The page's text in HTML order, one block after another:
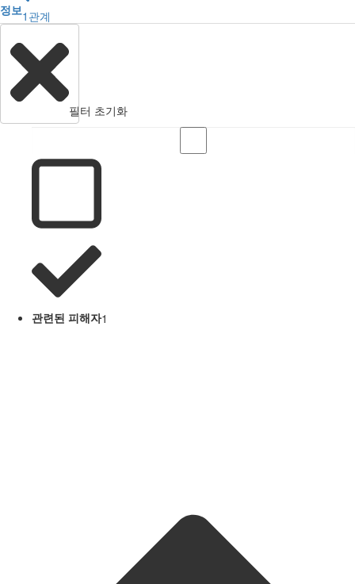
정보1 관계
필터 초기화
관련된 피해자1